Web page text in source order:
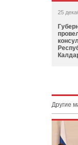
25
Другие